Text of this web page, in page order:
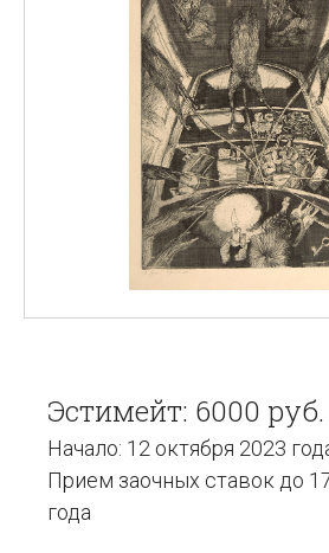
Эстимейт: 6000 руб.
Начало: 12 октября 2023
Прием заочных ставок до
года